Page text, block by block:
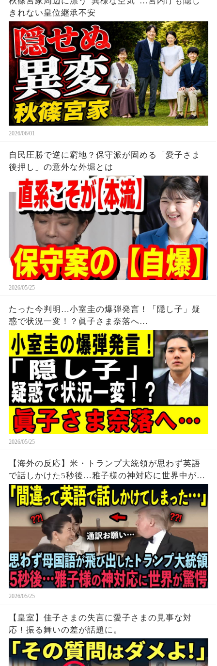
きれない皇位継承不安
2026/06/01
自民圧勝で逆に窮地？保守派が固める「愛子さま
後押し」の意外な外堀とは
2026/05/25
たった今判明…小室圭の爆弾発言！「隠し子」疑
惑で状況一変！？眞子さま奈落へ…
2026/05/25
【海外の反応】米・トランプ大統領が思わず英語
で話しかけた5秒後…雅子様の神対応に世界中が驚
愕した理由
2026/05/25
【皇室】佳子さまの失言に愛子さまの見事な対
応！振る舞いの差が話題に。